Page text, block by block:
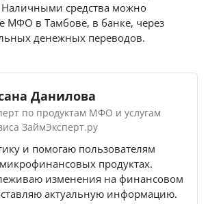
Наличными средства можно
МФО в Тамбове, в банке, через
денежных переводов.
Данилова
по продуктам МФО и услугам
ЗаймЭксперт.ру
и помогаю пользователям
продуктах.
изменения на финансовом
актуальную информацию.